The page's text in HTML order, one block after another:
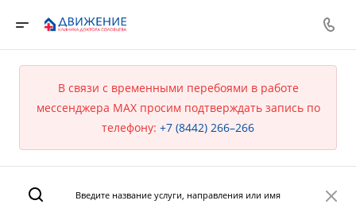
В связи с временными перебоями в работе
мессенджера MAX просим подтверждать запись по
телефону: +7 (8442) 266–266